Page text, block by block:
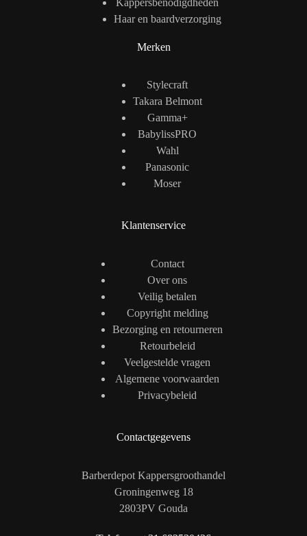
Haar en baardverzorging
Merken
Stylecraft
Takara Belmont
Gamma+
BabylissPRO
Wahl
Panasonic
Moser
Klantenservice
Contact
Over ons
Veilig betalen
Copyright melding
Bezorging en retourneren
Retourbeleid
Veelgestelde vragen
Algemene voorwaarden
Privacybeleid
Contactgegevens
Barberdepot Kappersgroothandel
Groningenweg 18
2803PV Gouda